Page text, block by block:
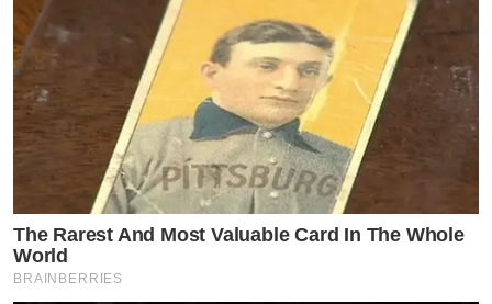
The Rarest And Most Valuable Card In The Whole
World
BRAINBERRIES